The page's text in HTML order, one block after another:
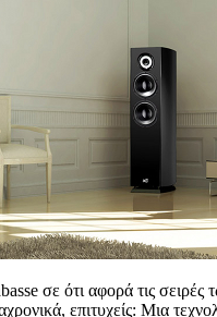
σε ότι αφορά τις σειρές
επιτυχείς: Μια